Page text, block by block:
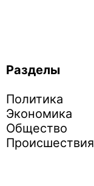
Разделы
Политика
Экономика
Общество
Происшествия